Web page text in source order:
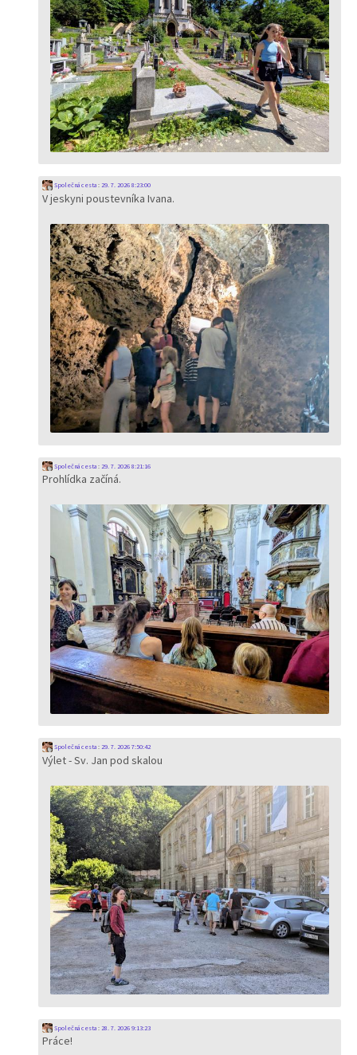
Společná cesta: 29. 7. 2026 8:23:00
V jeskyni poustevníka Ivana.
Společná cesta: 29. 7. 2026 8:21:16
Prohlídka začíná.
Společná cesta: 29. 7. 2026 7:50:42
Výlet - Sv. Jan pod skalou
Společná cesta: 28. 7. 2026 9:13:23
Práce!